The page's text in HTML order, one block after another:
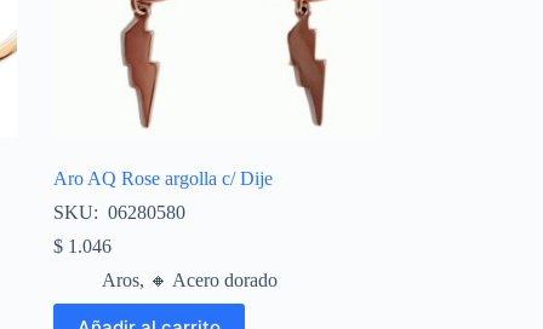
Aro AQ Rose argolla c/ Dije
SKU: 06280580
$1.046
Aros, 🔸​ Acero dorado